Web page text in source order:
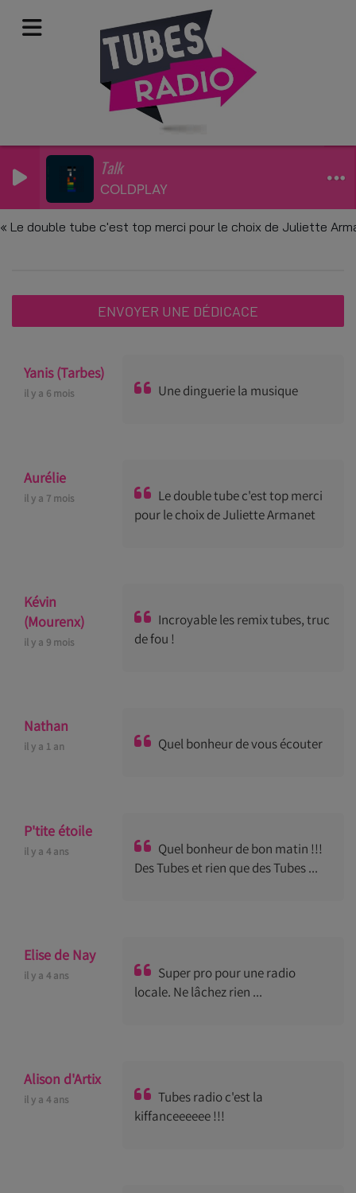
Talk
COLDPLAY
tube c'est top merci pour le choix de Juliette Armanet
Dédicaces
ENVOYER UNE DÉDICACE
Yanis (Tarbes)
il y a 6 mois Une dinguerie la musique
Aurélie
il y a 7 mois
Le double tube c'est top merci
pour le choix de Juliette Armanet
Kévin
(Mourenx)
il y a 9 mois
Incroyable les remix tubes, truc
de fou !
Nathan
il y a 1 an Quel bonheur de vous écouter
P'tite étoile
il y a 4 ans
Quel bonheur de bon matin !!!
Des Tubes et rien que des Tubes ...
Elise de Nay
il y a 4 ans
Super pro pour une radio
locale. Ne lâchez rien ...
Alison d'Artix
il y a 4 ans
Tubes radio c'est la
kiffanceeeeee !!!